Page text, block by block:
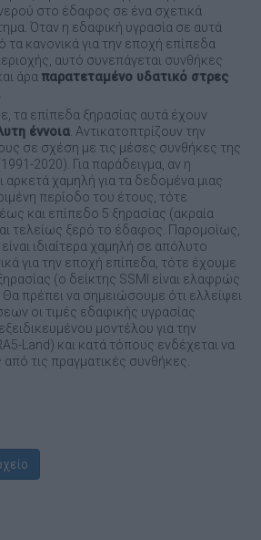
στο έδαφος σε ένα σχετικά
Όταν η εδαφική υγρασία σε αυτά
τα κανονικά για την εποχή επίπεδα
αυτό συνεπάγεται συνθήκες
άρα παρατεταμένο υδατικό στρες
.
επίπεδα ξηρασίας αυτά έχουν
έννοια. Αντικατοπτρίζουν την
σε σχέση με τις μέσες συνθήκες της
2020). Για παράδειγμα, αν η
αρκετά χαμηλή για τα δεδομένα μιας
περίοδο του έτους, τότε
και επίπεδο 5 ξηρασίας (ακραία
τελείως ξερό το έδαφος. Παρομοίως,
ιδιαίτερα χαμηλή σε απόλυτο
για την εποχή επίπεδα, τότε έχουμε
(ο δείκτης SSMI είναι ελαφρώς
Θα πρέπει να σημειώσουμε ότι ελλείψει
οι τιμές εδαφικής υγρασίας
μοντέλου για την
Land) και κατά τόπους ενδέχεται να
τις πραγματικές συνθήκες.